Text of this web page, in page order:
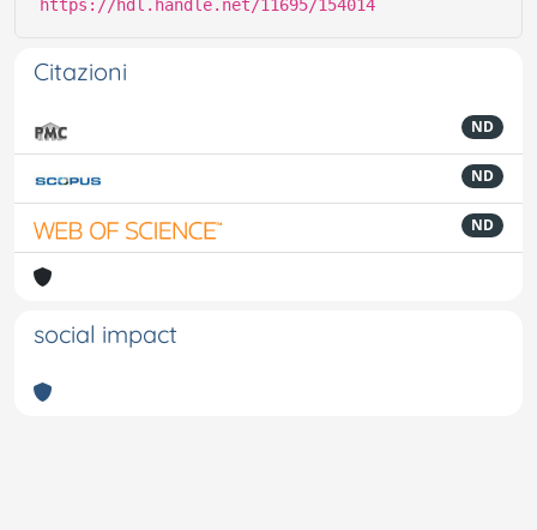
https://hdl.handle.net/11695/154014
Citazioni
ND
ND
ND
social impact